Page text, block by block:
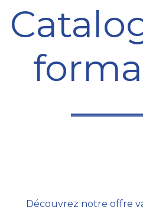
Découvrez notre offre